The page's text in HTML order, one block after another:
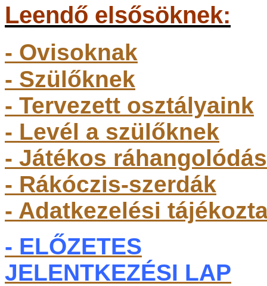
Leendő elsősöknek:
- Ovisoknak
- Szülőknek
- Tervezett osztályaink
- Levél a szülőknek
- Játékos ráhangolódás
- Rákóczis-szerdák
- Adatkezelési
- ELŐZETES
JELENTKEZÉSI LAP